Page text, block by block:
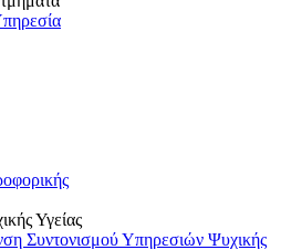
Υγείας
Συντονισμού Υπηρεσιών Ψυχικής